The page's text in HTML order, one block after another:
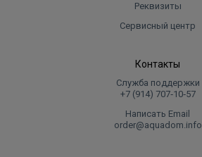
Реквизиты
Сервисный центр
Контакты
Служба поддержки
+7 (914) 707‑10‑57
Написать Email
order@aquadom.info